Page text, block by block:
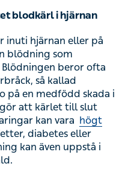
blodkärl i hjärnan
inuti hjärnan eller på
blödning som
beror ofta
så kallad
på en medfödd skada i
att kärlet till slut
kan vara högt
diabetes eller
kan även uppstå i